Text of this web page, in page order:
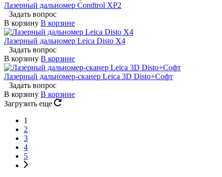
Лазерный дальномер Condtrol XP2
Задать вопрос
В корзину В корзине
Лазерный дальномер Leica Disto X4
Задать вопрос
В корзину В корзине
Лазерный дальномер-сканер Leica 3D Disto+Софт
Задать вопрос
В корзину В корзине
Загрузить еще
1
2
3
4
5